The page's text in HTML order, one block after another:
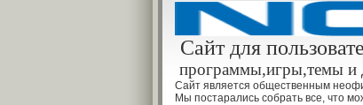
Cайт для
программы,игры,темы и
Сайт является общественным
Мы постарались собрать все, что